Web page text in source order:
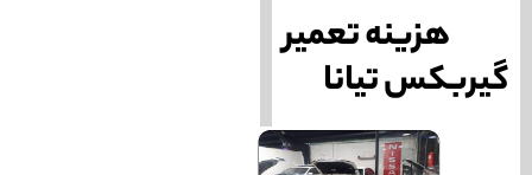
هزینه تعمیر
گیربکس تیانا